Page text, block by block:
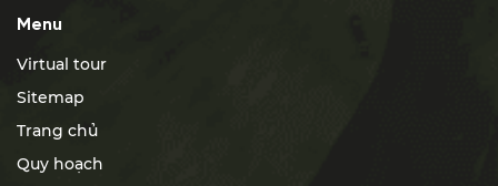
Menu
Virtual tour
Sitemap
Trang chủ
Quy hoạch